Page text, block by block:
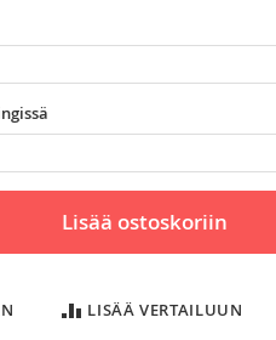
Lisää ostoskoriin
LISÄÄ VERTAILUUN